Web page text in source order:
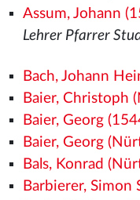
Assum, Johann
Lehrer Pfarrer
Bach, Johann
Baier, Christoph
Baier, Georg
Baier, Georg
Bals, Konrad
Barbierer, Simon